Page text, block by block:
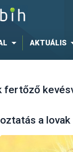
AKTUÁLIS
fertőző
a